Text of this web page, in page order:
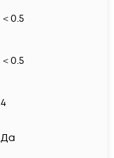
＜0.5
＜0.5
4
Да